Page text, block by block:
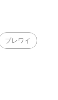
ブレワイ